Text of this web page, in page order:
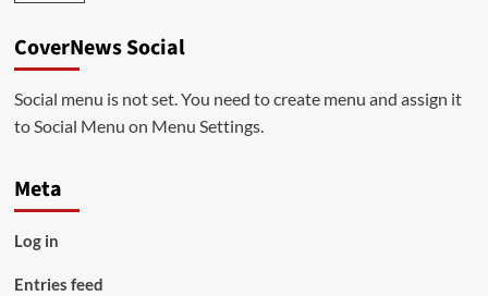
CoverNews Social
Social menu is not set. You need to create menu and assign it
to Social Menu on Menu Settings.
Meta
Log in
Entries feed